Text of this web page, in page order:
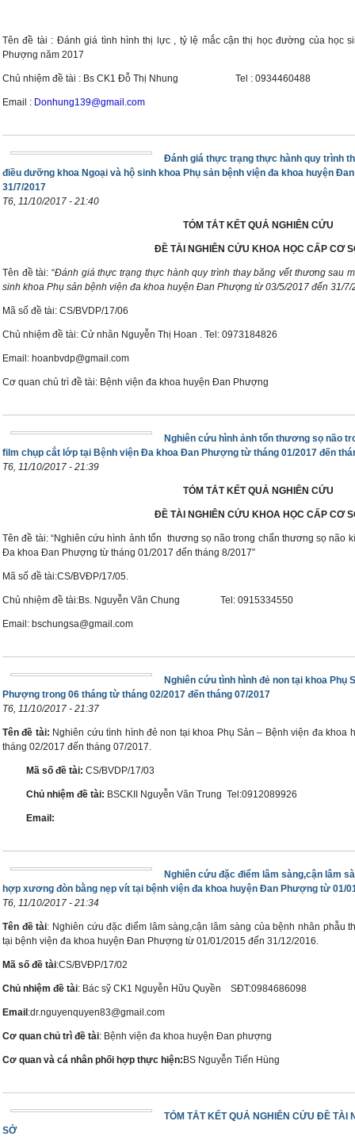
Tên đề tài : Đánh giá tình hình thị lực , tỷ lệ mắc cận thị học đường của học
Phượng năm 2017
Chủ nhiệm đề tài : Bs CK1 Đỗ Thị Nhung Tel : 0934460488
Email : Donhung139@gmail.com
Đánh giá thực trạng thực hành quy trình
điều dưỡng khoa Ngoại và hộ sinh khoa Phụ sản bệnh viện đa khoa huyện
31/7/2017
T6, 11/10/2017 - 21:40
TÓM TẮT KẾT QUẢ NGHIÊN CỨU
ĐỀ TÀI NGHIÊN CỨU KHOA HỌC CẤP CƠ
Tên đề tài: “Đánh giá thực trạng thực hành quy trình thay băng vết thương sau
sinh khoa Phụ sản bệnh viện đa khoa huyện Đan Phượng từ 03/5/2017 đến 31/7/
Mã số đề tài: CS/BVDP/17/06
Chủ nhiệm đề tài: Cử nhân Nguyễn Thị Hoan . Tel: 0973184826
Email: hoanbvdp@gmail.com
Cơ quan chủ trì đề tài: Bệnh viện đa khoa huyện Đan Phượng
Nghiên cứu hình ảnh tổn thương sọ não
film chụp cắt lớp tại Bệnh viện Đa khoa Đan Phượng từ tháng 01/2017 đến
T6, 11/10/2017 - 21:39
TÓM TẮT KẾT QUẢ NGHIÊN CỨU
ĐỀ TÀI NGHIÊN CỨU KHOA HỌC CẤP CƠ
Tên đề tài: “Nghiên cứu hình ảnh tổn thương sọ não trong chấn thương sọ não
Đa khoa Đan Phượng từ tháng 01/2017 đến tháng 8/2017”
Mã số đề tài:CS/BVĐP/17/05.
Chủ nhiệm đề tài:Bs. Nguyễn Văn Chung Tel: 0915334550
Email: bschungsa@gmail.com
Nghiên cứu tình hình đẻ non tại khoa Phụ
Phượng trong 06 tháng từ tháng 02/2017 đến tháng 07/2017
T6, 11/10/2017 - 21:37
Tên đề tài: Nghiên cứu tình hình đẻ non tại khoa Phụ Sản – Bệnh viện đa khoa
tháng 02/2017 đến tháng 07/2017.
Mã số đề tài: CS/BVDP/17/03
Chủ nhiệm đề tài: BSCKII Nguyễn Văn Trung Tel:0912089926
Email:
Nghiên cứu đặc điểm lâm sàng,cận lâm
hợp xương đòn bằng nẹp vít tại bệnh viện đa khoa huyện Đan Phượng từ 01/
T6, 11/10/2017 - 21:34
Tên đề tài: Nghiên cứu đặc điểm lâm sàng,cận lâm sàng của bệnh nhân phẫu
tại bệnh viện đa khoa huyện Đan Phượng từ 01/01/2015 đến 31/12/2016.
Mã số đề tài:CS/BVĐP/17/02
Chủ nhiệm đề tài: Bác sỹ CK1 Nguyễn Hữu Quyền SĐT:0984686098
Email:dr.nguyenquyen83@gmail.com
Cơ quan chủ trì đề tài: Bệnh viện đa khoa huyện Đan phượng
Cơ quan và cá nhân phối hợp thực hiện:BS Nguyễn Tiến Hùng
TÓM TẮT KẾT QUẢ NGHIÊN CỨU ĐỀ TÀI
SỞ